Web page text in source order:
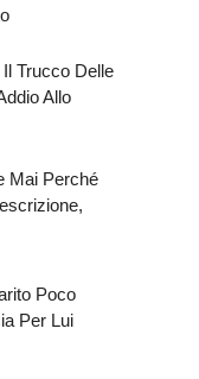
Trucco Delle
Allo
Mai Perché
Poco
Per Lui